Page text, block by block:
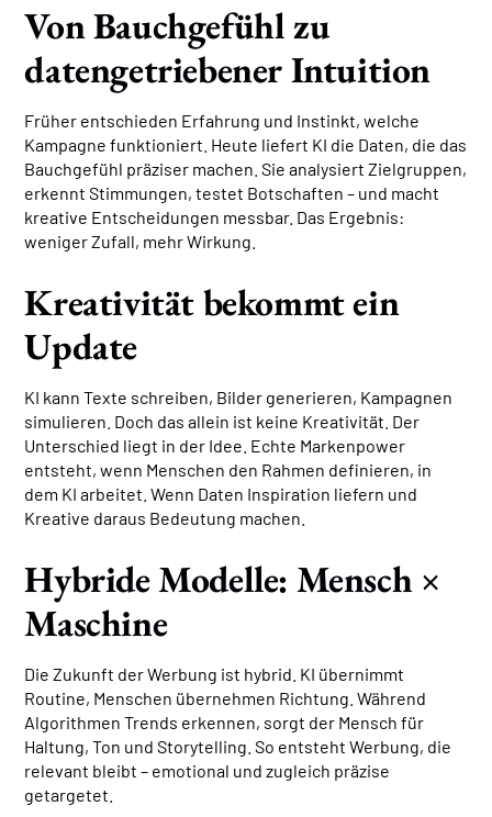
Von Bauchgefühl zu
datengetriebener Intuition
Früher entschieden Erfahrung und Instinkt, welche
Kampagne funktioniert. Heute liefert KI die Daten, die das
Bauchgefühl präziser machen. Sie analysiert Zielgruppen,
erkennt Stimmungen, testet Botschaften – und macht
kreative Entscheidungen messbar. Das Ergebnis:
weniger Zufall, mehr Wirkung.
Kreativität bekommt ein
Update
KI kann Texte schreiben, Bilder generieren, Kampagnen
simulieren. Doch das allein ist keine Kreativität. Der
Unterschied liegt in der Idee. Echte Markenpower
entsteht, wenn Menschen den Rahmen definieren, in
dem KI arbeitet. Wenn Daten Inspiration liefern und
Kreative daraus Bedeutung machen.
Hybride Modelle: Mensch ×
Maschine
Die Zukunft der Werbung ist hybrid. KI übernimmt
Routine, Menschen übernehmen Richtung. Während
Algorithmen Trends erkennen, sorgt der Mensch für
Haltung, Ton und Storytelling. So entsteht Werbung, die
relevant bleibt – emotional und zugleich präzise
getargetet.